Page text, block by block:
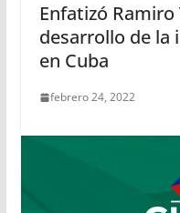
Enfatizó
desarrollo de la
en Cuba
febrero 24, 2022